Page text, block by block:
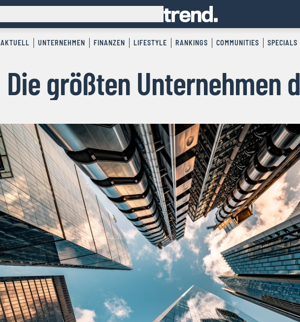
AKTUELL UNTERNEHMEN FINANZEN LIFESTYLE RANKINGS COMMUNITIES SPECIALS
Die größten Unternehmen